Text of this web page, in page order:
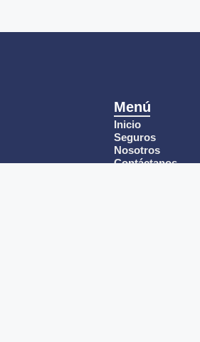
Menú
Inicio
Seguros
Nosotros
Contáctanos